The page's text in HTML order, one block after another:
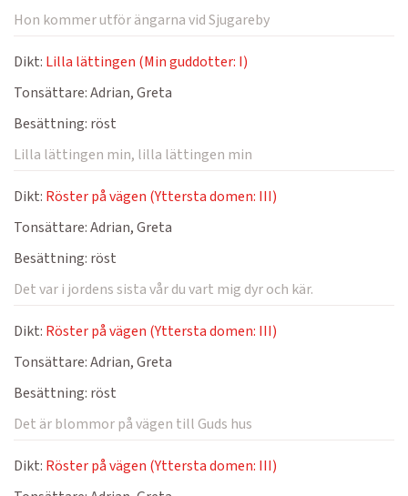
Hon kommer utför ängarna vid Sjugareby
Dikt: Lilla lättingen (Min guddotter: I)
Tonsättare:Adrian, Greta
Besättning: röst
Lilla lättingen min, lilla lättingen min
Dikt: Röster på vägen (Yttersta domen: III)
Tonsättare:Adrian, Greta
Besättning: röst
Det var i jordens sista vår du vart mig dyr och kär.
Dikt: Röster på vägen (Yttersta domen: III)
Tonsättare:Adrian, Greta
Besättning: röst
Det är blommor på vägen till Guds hus
Dikt: Röster på vägen (Yttersta domen: III)